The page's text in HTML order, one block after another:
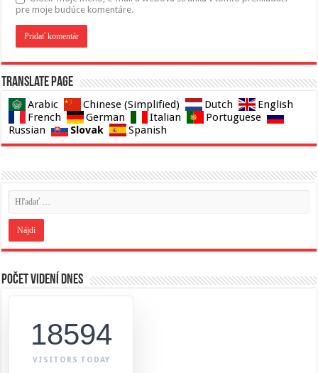
pre moje budúce komentáre.
Translate page
Arabic Chinese (Simplified) Dutch
English
French
German Italian
Portuguese
Russian
Slovak Spanish
Počet videní dnes
18594
VISITORS TODAY